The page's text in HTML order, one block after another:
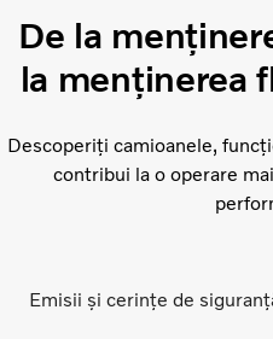
De la
la menținerea
Descoperiți camioanele,
contribui la o operare
Emisii și cerințe de